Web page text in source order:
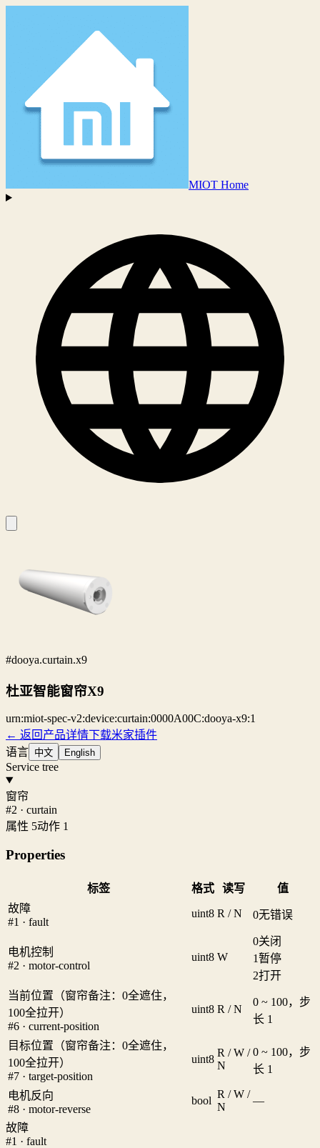
MIOT Home
#dooya.curtain.x9
杜亚智能窗帘X9
urn:miot-spec-v2:device:curtain:0000A00C:dooya-x9:1
← 返回产品详情下载米家插件
语言 中文 English
Service tree
窗帘
#2 · curtain
属性 5动作 1
Properties
标签 格式 读写
值
故障
#1 · fault
uint8 R / N 0无错误
电机控制
#2 · motor-control
uint8 W
0关闭
1 暂停
2打开
当前位置（窗帘备注：0全遮住，
100全拉开）
#6 · current-position
uint8 R / N
0 ~ 100，步
长 1
目标位置（窗帘备注：0全遮住，
100全拉开）
#7 · target-position
uint8
R / W /
N
0 ~ 100，步
长 1
电机反向
#8 · motor-reverse
bool
R / W /
N
—
故障
#1 · fault